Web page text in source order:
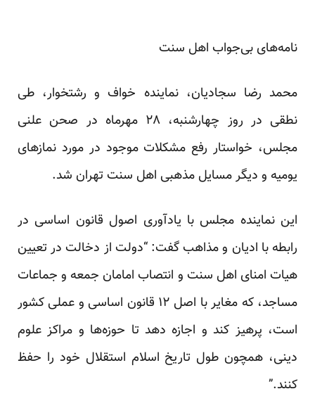
نامه‌های بی‌جواب اهل سنت
محمد رضا سجادیان، نماینده خواف و رشتخوار، طی
نطقی در روز چهارشنبه، ۲۸ مهرماه در صحن علنی
مجلس، خواستار رفع مشکلات موجود در مورد نمازهای
یومیه و دیگر مسایل مذهبی اهل سنت تهران شد.
این نماینده مجلس با یادآوری اصول قانون اساسی در
رابطه با ادیان و مذاهب گفت: “دولت از دخالت در تعیین
هیات امنای اهل سنت و انتصاب امامان جمعه و جماعات
مساجد، که مغایر با اصل ۱۲ قانون اساسی و عملی کشور
است، پرهیز کند و اجازه دهد تا حوزه‌ها و مراکز علوم
دینی، همچون طول تاریخ اسلام استقلال خود را حفظ
کنند.”